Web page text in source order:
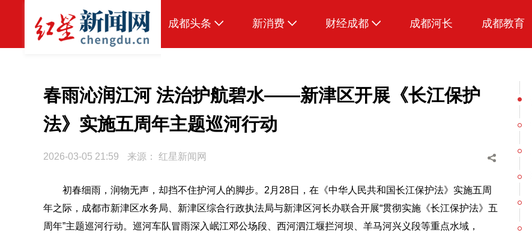
成都头条
本地
国内
传真机
公示
新消费 财经成都 成都河长 成都教育
春雨沁润江河 法治护航碧水——新津区开展《长江保护
法》实施五周年主题巡河行动
2026-03-05 21:59 来源： 红星新闻网
初春细雨，润物无声，却挡不住护河人的脚步。2月28日，在《中华人民共和国长江保护法》实施五周
年之际，成都市新津区水务局、新津区综合行政执法局与新津区河长办联合开展“贯彻实施《长江保护法》五
周年”主题巡河行动。巡河车队冒雨深入岷江邓公场段、西河泗江堰拦河坝、羊马河兴义段等重点水域，